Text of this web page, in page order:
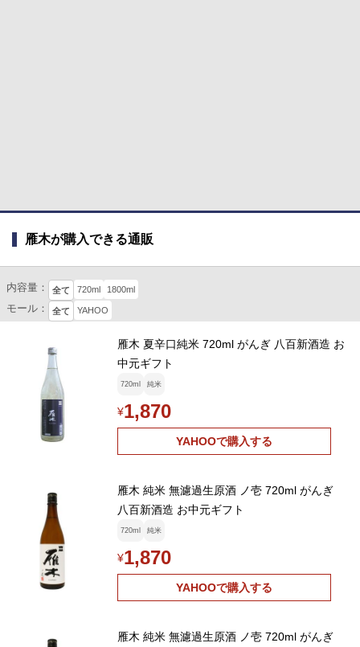
雁木が購入できる通販
内容量： 全て 720ml 1800ml
モール： 全て YAHOO
雁木 夏辛口純米 720ml がんぎ 八百新酒造 お
中元ギフト
720ml 純米
¥1,870
YAHOOで購入する
雁木 純米 無濾過生原酒 ノ壱 720ml がんぎ
八百新酒造 お中元ギフト
720ml 純米
¥1,870
YAHOOで購入する
雁木 純米 無濾過生原酒 ノ壱 720ml がんぎ